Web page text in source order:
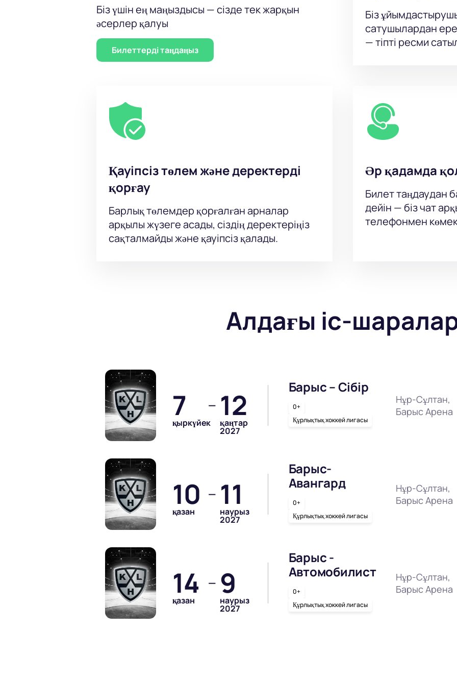
Біз үшін ең маңыздысы — сізде тек жарқын
әсерлер қалуы
Билеттерді таңдаңыз
Біз
сатушылардан
— тіпті ресми
Қауіпсіз төлем және деректерді
қорғау
Барлық төлемдер қорғалған арналар
арқылы жүзеге асады, сіздің деректеріңіз
сақталмайды және қауіпсіз қалады.
Әр қадамда
Билет таңдаудан
дейін — біз чат
телефонмен
Алдағы іс-
7
қыркүйек
— 12
қаңтар
2027
Барыс – Сібір
0+
Құрлықтық хоккей лигасы
Нұр-Сұлтан,
Барыс Арена
10
қазан
— 11
наурыз
2027
Барыс-
Авангард
0+
Құрлықтық хоккей лигасы
Нұр-Сұлтан,
Барыс Арена
14
қазан
— 9
наурыз
2027
Барыс -
Автомобилист
0+
Құрлықтық хоккей лигасы
Нұр-Сұлтан,
Барыс Арена